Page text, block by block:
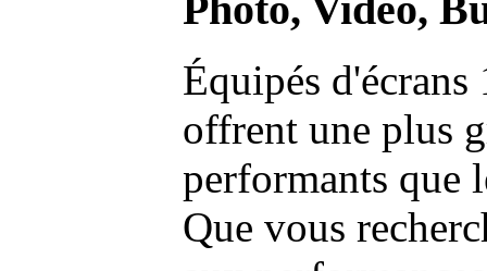
Équipés
offrent une plus
performants que
Que vous